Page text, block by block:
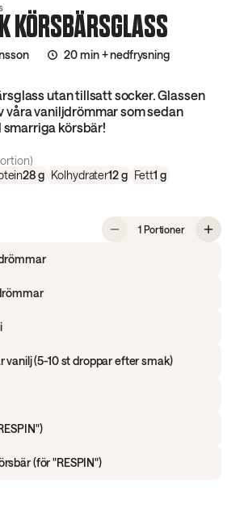
KÖRSBÄRSGLASS
20 min + nedfrysning
utan tillsatt socker. Glassen
våra vaniljdrömmar som sedan
körsbär!
28g Kolhydrater12g Fett1 g
1 Portioner, Proteinrik
vanilj (5-10 st droppar efter smak)
(för "RESPIN")